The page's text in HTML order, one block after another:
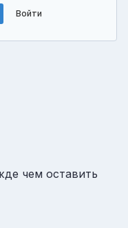
Войти
чем оставить